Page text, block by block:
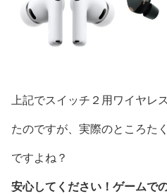
上記でスイッチ２用ワイヤレ
たのですが、実際のところた
ですよね？
安心してください！ゲームで